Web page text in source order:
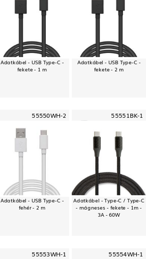
Adatkábel - USB Type-C -
fekete - 1 m
Adatkábel - USB Type-C -
fekete - 2 m
55550WH-2
Adatkábel - USB Type-C -
fehér - 2 m
55551BK-1
Adatkábel - Type-C / Type-C
- mágneses - fekete - 1m -
3A - 60W
55553WH-1 55554WH-1